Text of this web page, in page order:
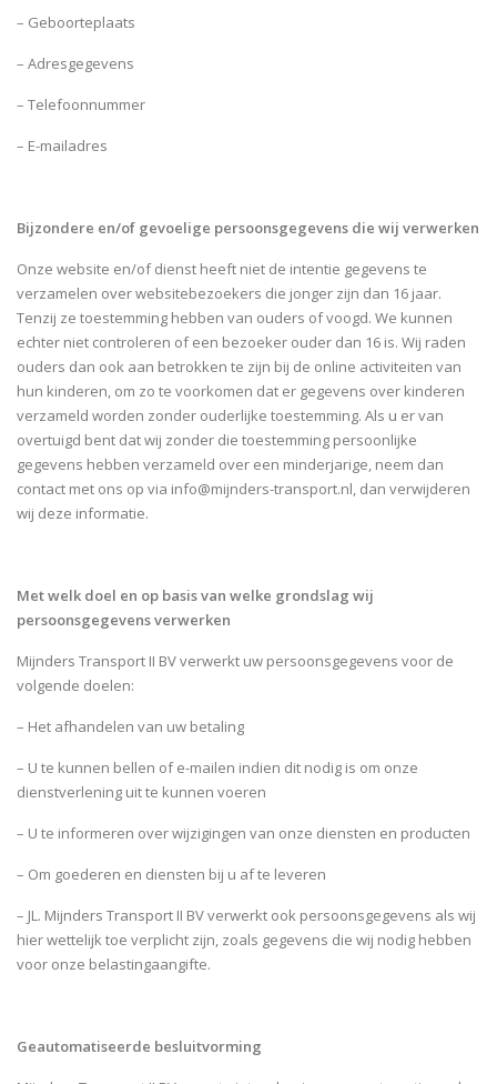
– Geboorteplaats
– Adresgegevens
– Telefoonnummer
– E-mailadres
Bijzondere en/of gevoelige persoonsgegevens die wij verwerken
Onze website en/of dienst heeft niet de intentie gegevens te
verzamelen over websitebezoekers die jonger zijn dan 16 jaar.
Tenzij ze toestemming hebben van ouders of voogd. We kunnen
echter niet controleren of een bezoeker ouder dan 16 is. Wij raden
ouders dan ook aan betrokken te zijn bij de online activiteiten van
hun kinderen, om zo te voorkomen dat er gegevens over kinderen
verzameld worden zonder ouderlijke toestemming. Als u er van
overtuigd bent dat wij zonder die toestemming persoonlijke
gegevens hebben verzameld over een minderjarige, neem dan
contact met ons op via info@mijnders-transport.nl, dan verwijderen
wij deze informatie.
Met welk doel en op basis van welke grondslag wij
persoonsgegevens verwerken
Mijnders Transport II BV verwerkt uw persoonsgegevens voor de
volgende doelen:
– Het afhandelen van uw betaling
– U te kunnen bellen of e-mailen indien dit nodig is om onze
dienstverlening uit te kunnen voeren
– U te informeren over wijzigingen van onze diensten en producten
– Om goederen en diensten bij u af te leveren
– JL. Mijnders Transport II BV verwerkt ook persoonsgegevens als wij
hier wettelijk toe verplicht zijn, zoals gegevens die wij nodig hebben
voor onze belastingaangifte.
Geautomatiseerde besluitvorming